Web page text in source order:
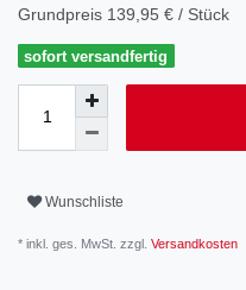
Grundpreis 139,95 € / Stück
sofort versandfertig
Wunschliste
* inkl. ges. MwSt. zzgl. Versandkosten